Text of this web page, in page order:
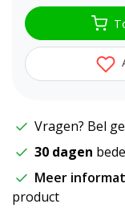
Vragen? Bel
30 dagen
Meer
product